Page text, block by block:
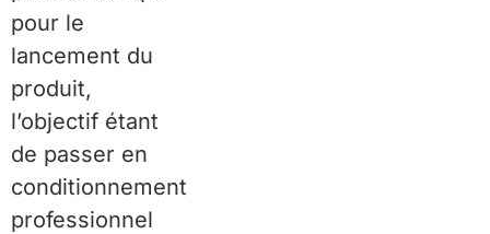
pour le
lancement du
produit,
l’objectif étant
de passer en
conditionnement
professionnel